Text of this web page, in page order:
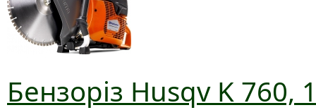
Бензоріз Husqv K 760,